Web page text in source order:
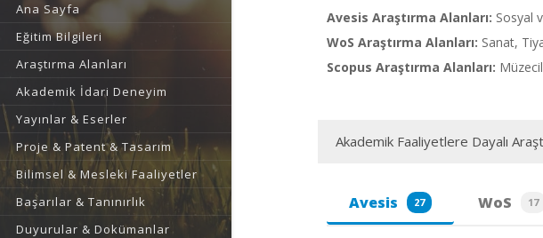
Ana Sayfa
Eğitim Bilgileri
Araştırma Alanları
Akademik İdari Deneyim
Yayınlar & Eserler
Proje & Patent & Tasarım
Bilimsel & Mesleki Faaliyetler
Başarılar & Tanınırlık
Duyurular & Dokümanlar
Avesis Araştırma Alanları: Sosyal
WoS Araştırma Alanları: Sanat,
Scopus Araştırma Alanları:
Akademik Faaliyetlere Dayalı
Avesis 27 WoS 17